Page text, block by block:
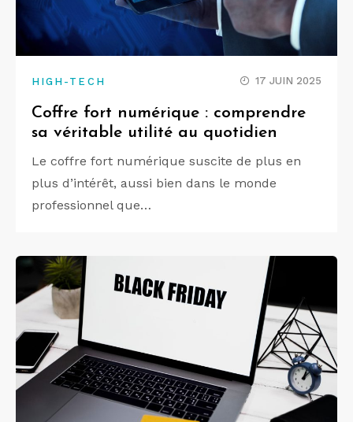
HIGH-TECH 17 JUIN 2025
Coffre fort numérique : comprendre
sa véritable utilité au quotidien
Le coffre fort numérique suscite de plus en
plus d’intérêt, aussi bien dans le monde
professionnel que…